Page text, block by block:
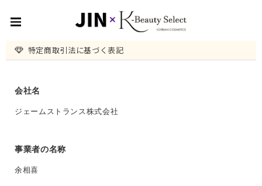
特定商取引法に基づく表記
会社名
ジェームストランス株式会社
事業者の名称
余相喜